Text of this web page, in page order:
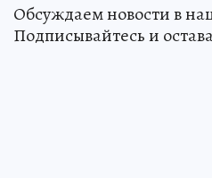
Обсуждаем новости в
Подписывайтесь и